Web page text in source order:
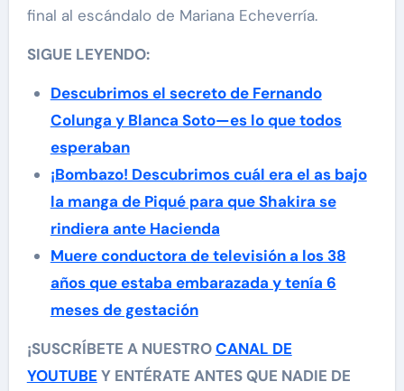
final al escándalo de Mariana Echeverría.
SIGUE LEYENDO:
Descubrimos el secreto de Fernando
Colunga y Blanca Soto—es lo que todos
esperaban
¡Bombazo! Descubrimos cuál era el as bajo
la manga de Piqué para que Shakira se
rindiera ante Hacienda
Muere conductora de televisión a los 38
años que estaba embarazada y tenía 6
meses de gestación
¡SUSCRÍBETE A NUESTROCANAL DE
YOUTUBE Y ENTÉRATE ANTES QUE NADIE DE